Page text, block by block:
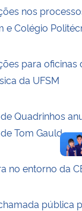
nos
e Colégio
para oficinas
da UFSM
Quadrinhos
Tom Gauld
no entorno da
pública